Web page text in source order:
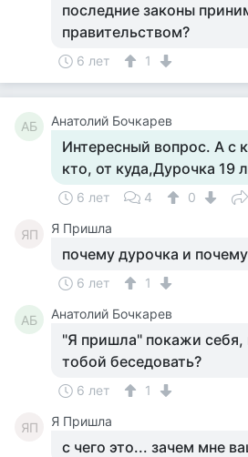
последние законы
правительством?
6 лет 1
АБ Анатолий Бочкарев
Интересный вопрос. А с
кто, от куда,Дурочка 19
6 лет 4 0
ЯП Я Пришла
почему дурочка и
6 лет 1
АБ Анатолий Бочкарев
"Я пришла" покажи себя,
тобой беседовать?
6 лет 1
ЯП Я Пришла
с чего это... зачем мне